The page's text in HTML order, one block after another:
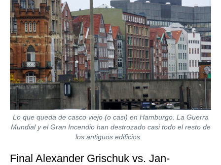
Lo que queda de casco viejo (o casi) en Hamburgo. La Guerra
Mundial y el Gran Incendio han destrozado casi todo el resto de
los antiguos edificios.
Final Alexander Grischuk vs. Jan-